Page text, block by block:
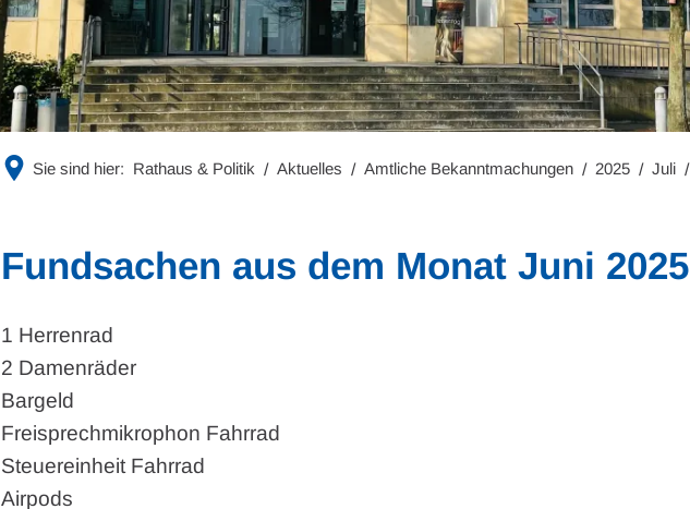
Sie sind hier: Rathaus & Politik Aktuelles Amtliche Bekanntmachungen 2025 Juli
Fundsachen aus dem Monat Juni 2025
1 Herrenrad
2 Damenräder
Bargeld
Freisprechmikrophon Fahrrad
Steuereinheit Fahrrad
Airpods